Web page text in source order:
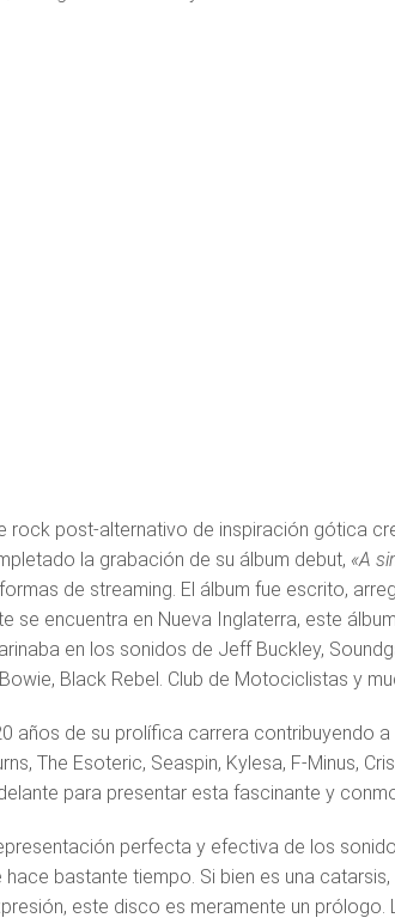
rock post-alternativo de inspiración gótica
la grabación de su álbum debut, «A
de streaming. El álbum fue escrito,
se encuentra en Nueva Inglaterra, este
en los sonidos de Jeff Buckley,
Black Rebel. Club de Motociclistas y
años de su prolífica carrera contribuyendo
The Esoteric, Seaspin, Kylesa, F-Minus,
para presentar esta fascinante y
perfecta y efectiva de los
bastante tiempo. Si bien es una
este disco es meramente un